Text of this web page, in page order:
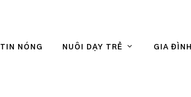
TIN NÓNG NUÔI DẠY TRẺ GIA ĐÌNH